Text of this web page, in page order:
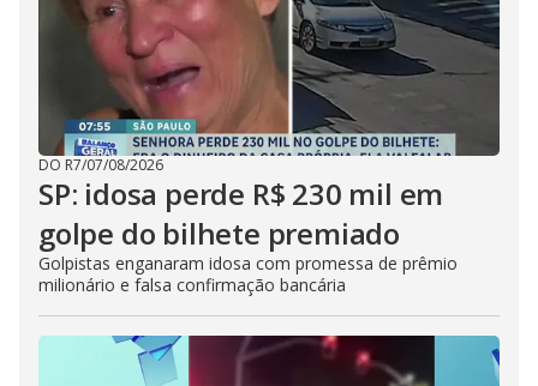
DO R7/07/08/2026
SP: idosa perde R$ 230 mil em
golpe do bilhete premiado
Golpistas enganaram idosa com promessa de prêmio
milionário e falsa confirmação bancária